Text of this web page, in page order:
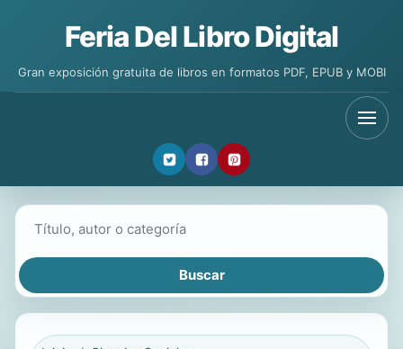
Feria Del Libro Digital
Gran exposición gratuita de libros en formatos PDF, EPUB y MOBI